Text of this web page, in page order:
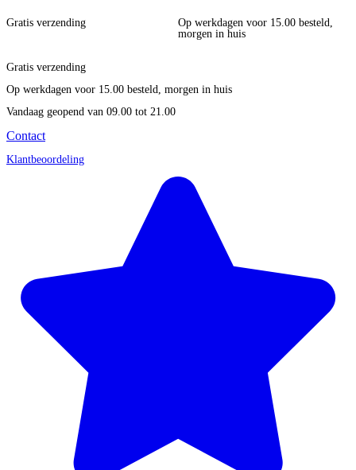
Gratis verzending
Op werkdagen voor 15.00 besteld,
morgen in huis
Gratis verzending
Op werkdagen voor 15.00 besteld, morgen in huis
Vandaag geopend van 09.00 tot 21.00
Contact
Klantbeoordeling